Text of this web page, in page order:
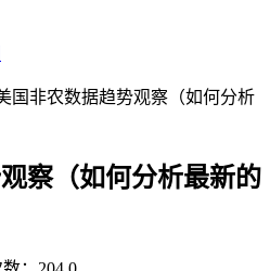
国非农数据趋势观察（如何分析
察（如何分析最新的